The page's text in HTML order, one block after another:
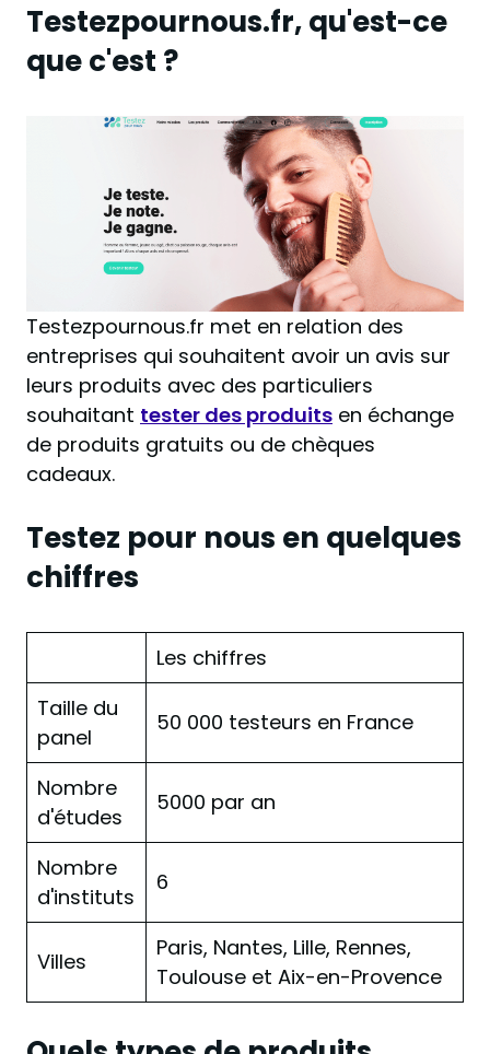
Testezpournous.fr, qu'est-ce
que c'est ?
Testezpournous.fr met en relation des
entreprises qui souhaitent avoir un avis sur
leurs produits avec des particuliers
souhaitant tester des produits en échange
de produits gratuits ou de chèques
cadeaux.
Testez pour nous en quelques
chiffres
Les chiffres
Taille du
panel
50 000 testeurs en France
Nombre
d'études
5000 par an
Nombre
d'instituts
6
Villes
Paris, Nantes, Lille, Rennes,
Toulouse et Aix-en-Provence